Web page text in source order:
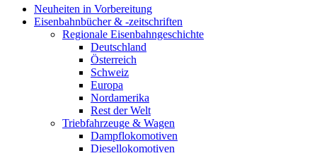
Neuheiten in Vorbereitung
Eisenbahnbücher & -zeitschriften
Regionale Eisenbahngeschichte
Deutschland
Österreich
Schweiz
Europa
Nordamerika
Rest der Welt
Triebfahrzeuge & Wagen
Dampflokomotiven
Diesellokomotiven